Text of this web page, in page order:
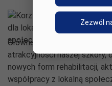
Korzyści dla
Główną korzyścią jaką
atrakcyjności naszej
nowych form rehabilitacji,
współpracy z lokalną
Zezwól